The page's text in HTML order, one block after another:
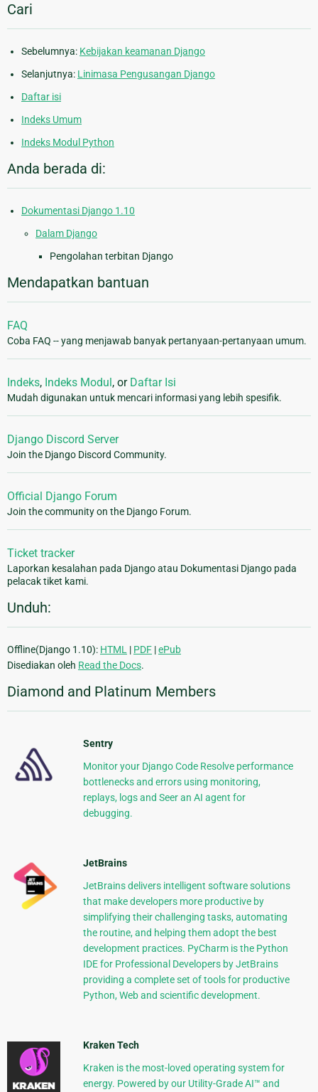
Cari
Sebelumnya: Kebijakan keamanan Django
Selanjutnya: Linimasa Pengusangan Django
Daftar isi
Indeks Umum
Indeks Modul Python
Anda berada di:
Dokumentasi Django 1.10
Dalam Django
Pengolahan terbitan Django
Mendapatkan bantuan
FAQ
Coba FAQ -- yang menjawab banyak pertanyaan-pertanyaan umum.
Indeks, Indeks Modul, or Daftar Isi
Mudah digunakan untuk mencari informasi yang lebih spesifik.
Django Discord Server
Join the Django Discord Community.
Official Django Forum
Join the community on the Django Forum.
Ticket tracker
Laporkan kesalahan pada Django atau Dokumentasi Django pada
pelacak tiket kami.
Unduh:
Offline(Django 1.10): HTML | PDF |ePub
Disediakan oleh Read the Docs.
Diamond and Platinum Members
Sentry
Monitor your Django Code Resolve performance
bottlenecks and errors using monitoring,
replays, logs and Seer an AI agent for
debugging.
JetBrains
JetBrains delivers intelligent software solutions
that make developers more productive by
simplifying their challenging tasks, automating
the routine, and helping them adopt the best
development practices. PyCharm is the Python
IDE for Professional Developers by JetBrains
providing a complete set of tools for productive
Python, Web and scientific development.
Kraken Tech
Kraken is the most-loved operating system for
energy. Powered by our Utility-Grade AI™ and